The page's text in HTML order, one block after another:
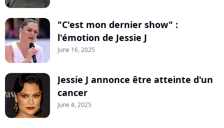
"C'est mon dernier show" :
l'émotion de Jessie J
June 16, 2025
Jessie J annonce être atteinte d'un
cancer
June 4, 2025